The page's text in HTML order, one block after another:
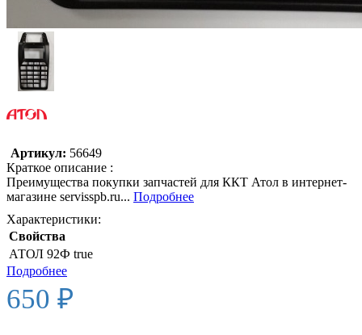
Артикул: 56649
Краткое описание :
Преимущества покупки запчастей для ККТ Атол в интернет-
магазине servisspb.ru... Подробнее
Характеристики:
Свойства
АТОЛ 92Ф true
Подробнее
650 ₽